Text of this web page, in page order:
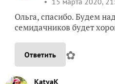
Ольга, спасибо. Будем
семидачников будет
Ответить ✿
KatyaK